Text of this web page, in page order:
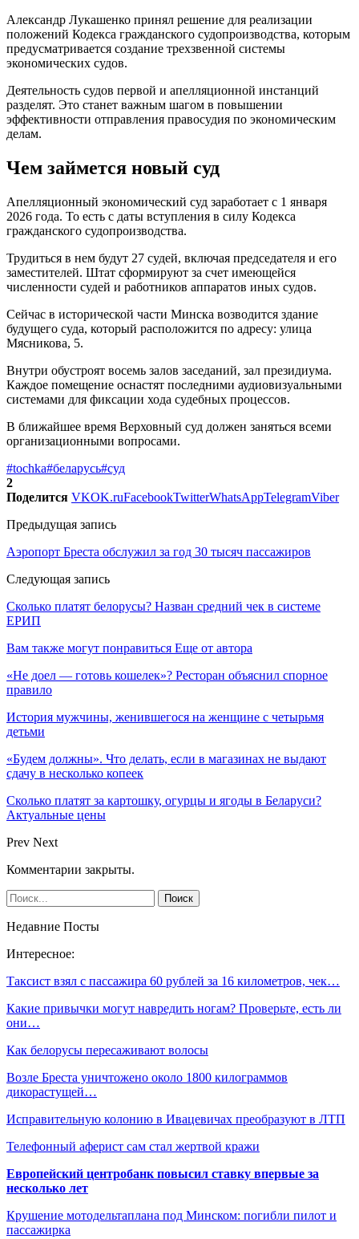
Александр Лукашенко принял решение для реализации
положений Кодекса гражданского судопроизводства, которым
предусматривается создание трехзвенной системы
экономических судов.
Деятельность судов первой и апелляционной инстанций
разделят. Это станет важным шагом в повышении
эффективности отправления правосудия по экономическим
делам.
Чем займется новый суд
Апелляционный экономический суд заработает с 1 января
2026 года. То есть с даты вступления в силу Кодекса
гражданского судопроизводства.
Трудиться в нем будут 27 судей, включая председателя и его
заместителей. Штат сформируют за счет имеющейся
численности судей и работников аппаратов иных судов.
Сейчас в исторической части Минска возводится здание
будущего суда, который расположится по адресу: улица
Мясникова, 5.
Внутри обустроят восемь залов заседаний, зал президиума.
Каждое помещение оснастят последними аудиовизуальными
системами для фиксации хода судебных процессов.
В ближайшее время Верховный суд должен заняться всеми
организационными вопросами.
#tochka#беларусь#суд
2
Поделится VKOK.ruFacebookTwitterWhatsAppTelegramViber
Предыдущая запись
Аэропорт Бреста обслужил за год 30 тысяч пассажиров
Следующая запись
Сколько платят белорусы? Назван средний чек в системе
ЕРИП
Вам также могут понравиться Еще от автора
«Не доел — готовь кошелек»? Ресторан объяснил спорное
правило
История мужчины, женившегося на женщине с четырьмя
детьми
«Будем должны». Что делать, если в магазинах не выдают
сдачу в несколько копеек
Сколько платят за картошку, огурцы и ягоды в Беларуси?
Актуальные цены
Prev Next
Комментарии закрыты.
Недавние Посты
Интересное:
Таксист взял с пассажира 60 рублей за 16 километров, чек…
Какие привычки могут навредить ногам? Проверьте, есть ли
они…
Как белорусы пересаживают волосы
Возле Бреста уничтожено около 1800 килограммов
дикорастущей…
Исправительную колонию в Ивацевичах преобразуют в ЛТП
Телефонный аферист сам стал жертвой кражи
Европейский центробанк повысил ставку впервые за
несколько лет
Крушение мотодельтаплана под Минском: погибли пилот и
пассажирка